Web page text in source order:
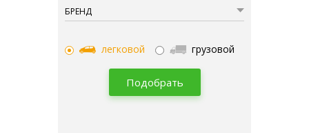
БРЕНД
легковой грузовой
Подобрать